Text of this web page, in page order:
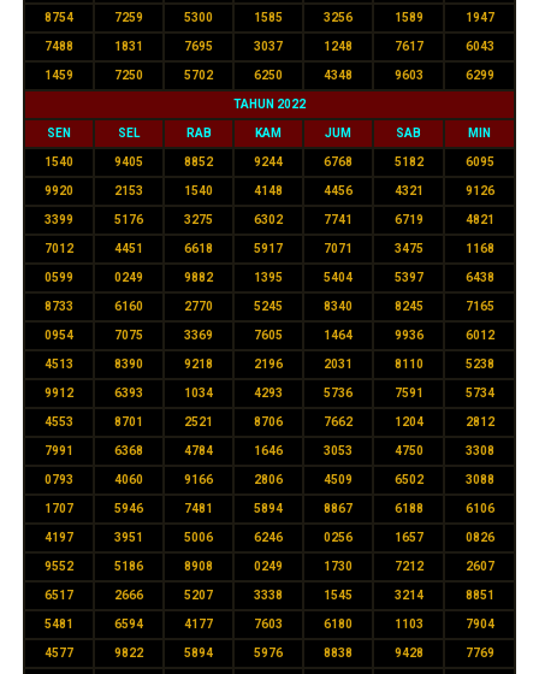
8754 7259 5300 1585 3256 1589 1947
7488 1831 7695 3037 1248 7617 6043
1459 7250 5702 6250 4348 9603 6299
TAHUN 2022
SEN SEL RAB KAM JUM SAB MIN
1540 9405 8852 9244 6768 5182 6095
9920 2153 1540 4148 4456 4321 9126
3399 5176 3275 6302 7741 6719 4821
7012 4451 6618 5917 7071 3475 1168
0599 0249 9882 1395 5404 5397 6438
8733 6160 2770 5245 8340 8245 7165
0954 7075 3369 7605 1464 9936 6012
4513 8390 9218 2196 2031 8110 5238
9912 6393 1034 4293 5736 7591 5734
4553 8701 2521 8706 7662 1204 2812
7991 6368 4784 1646 3053 4750 3308
0793 4060 9166 2806 4509 6502 3088
1707 5946 7481 5894 8867 6188 6106
4197 3951 5006 6246 0256 1657 0826
9552 5186 8908 0249 1730 7212 2607
6517 2666 5207 3338 1545 3214 8851
5481 6594 4177 7603 6180 1103 7904
4577 9822 5894 5976 8838 9428 7769